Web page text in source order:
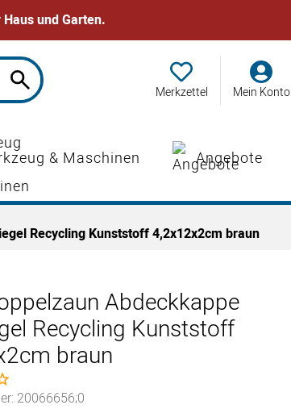
und Garten.
Merkzettel Mein Konto
& Maschinen Angebote
Recycling Kunststoff 4,2x12x2cm braun
Abdeckkappe
Recycling Kunststoff
braun
abgegeben
20066656;0